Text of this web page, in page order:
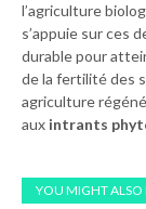
l’agriculture
s’appuie sur ces
durable pour
de la fertilité des
agriculture
aux intrants
YOU MIGHT ALSO